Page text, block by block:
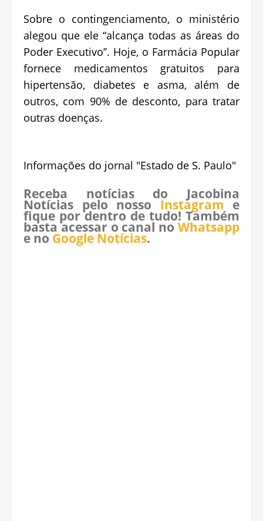
Sobre o contingenciamento, o ministério
alegou que ele “alcança todas as áreas do
Poder Executivo’’. Hoje, o Farmácia Popular
fornece medicamentos gratuitos para
hipertensão, diabetes e asma, além de
outros, com 90% de desconto, para tratar
outras doenças.
Informações do jornal "Estado de S. Paulo"
Receba notícias do Jacobina
Notícias pelo nosso Instagram e
fique por dentro de tudo! Também
basta acessar o canal no Whatsapp
e no Google Notícias.